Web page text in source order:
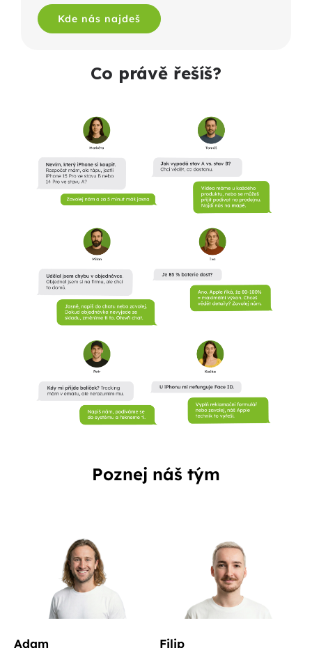
Kde nás najdeš
Co právě řešíš?
Poznej náš tým
Adam Filip